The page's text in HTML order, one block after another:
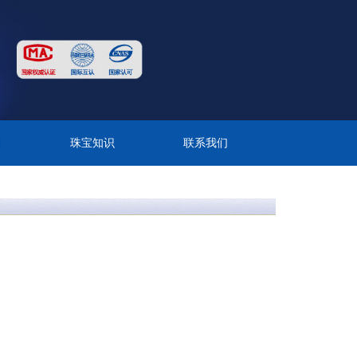
珠宝知识 联系我们